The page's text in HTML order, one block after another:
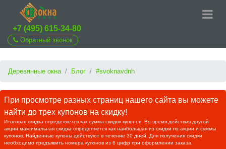
+7 (495) 615-34-80
Обратный звонок
Деревянные окна Блог #svoknavdnh
При просмотре разных страниц нашего сайта вы можете
найти до трех купонов на скидку!
Итоговая скидка определяется как сумма скидок купонов. Во время действия другой
акции максимальная скидка определяется как наибольшая из скидки по акции и суммы
купонов. Найденные купоны действуют в течение 30 дней. Для получения скидки
необходимо предъявить номера купонов из 6 цифр при оформлении заказа.